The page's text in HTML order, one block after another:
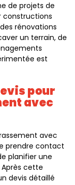
de projets de
constructions
rénovations
un terrain, de
est
pour
avec
avec
prendre contact
planifier une
Après cette
devis détaillé